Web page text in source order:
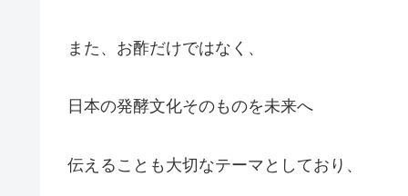
また、お酢だけではなく、
日本の発酵文化そのものを未来へ
伝えることも大切なテーマとしており、